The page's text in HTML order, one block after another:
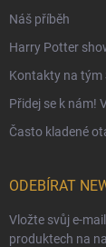
Náš příběh
Harry Potter
Kontakty na tým
Přidej se k nám!
Často kladené
ODEBÍRAT
Vložte svůj e-
produktech na